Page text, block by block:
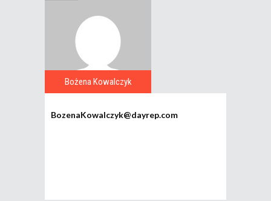
Bożena Kowalczyk
BozenaKowalczyk@dayrep.com